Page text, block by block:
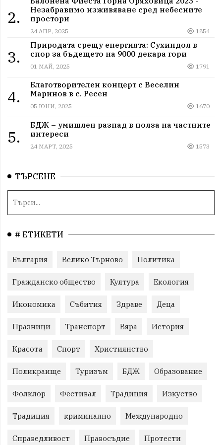
2.
Незабравимо изживяване сред небесните
простори
24 АПР, 2025 1854
3.
Природата срещу енергията: Сухиндол в
спор за бъдещето на 9000 декара гори
01 МАЙ, 2025 1791
4.
Благотворителен концерт с Веселин
Маринов в с. Ресен
05 ЮНИ, 2025 1670
5.
БДЖ – умишлен разпад в полза на частните
интереси
24 МАРТ, 2025 1573
ТЪРСЕНЕ
# ЕТИКЕТИ
България Велико Търново Политика
Гражданско общество Култура Екология
Икономика Събития Здраве Деца
Празници Транспорт Вяра История
Красота Спорт Християнство
Поликраище Туризъм БДЖ Образование
Фолклор Фестивал Традиция Изкуство
Традиция криминално Международно
Справедливост Правосъдие Протести